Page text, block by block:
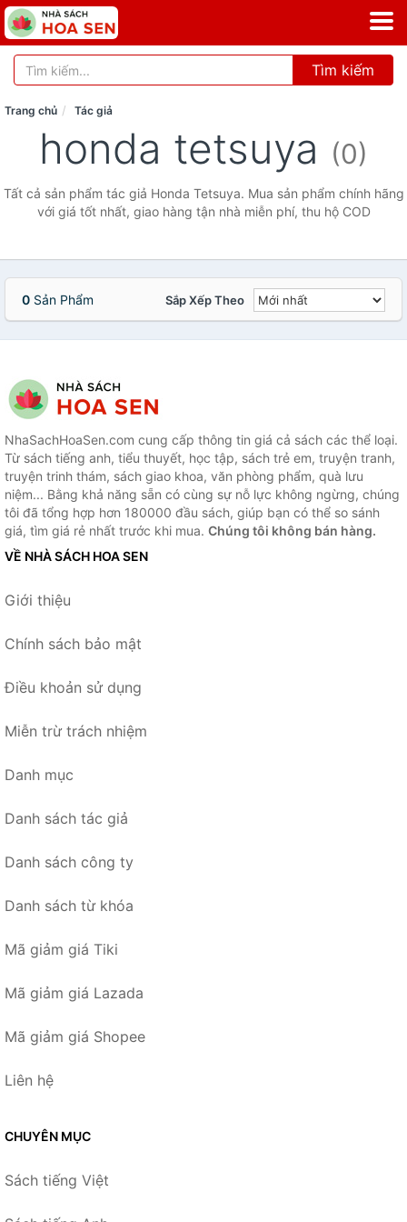
Tìm kiếm
Trang chủ Tác giả
honda tetsuya (0)
Tất cả sản phẩm tác giả Honda Tetsuya. Mua sản phẩm chính hãng
với giá tốt nhất, giao hàng tận nhà miễn phí, thu hộ COD
0 Sản Phẩm Sắp Xếp Theo
NhaSachHoaSen.com cung cấp thông tin giá cả sách các thể loại.
Từ sách tiếng anh, tiểu thuyết, học tập, sách trẻ em, truyện tranh,
truyện trinh thám, sách giao khoa, văn phòng phẩm, quà lưu
niệm... Bằng khả năng sẵn có cùng sự nỗ lực không ngừng, chúng
tôi đã tổng hợp hơn 180000 đầu sách, giúp bạn có thể so sánh
giá, tìm giá rẻ nhất trước khi mua. Chúng tôi không bán hàng.
VỀ NHÀ SÁCH HOA SEN
Giới thiệu
Chính sách bảo mật
Điều khoản sử dụng
Miễn trừ trách nhiệm
Danh mục
Danh sách tác giả
Danh sách công ty
Danh sách từ khóa
Mã giảm giá Tiki
Mã giảm giá Lazada
Mã giảm giá Shopee
Liên hệ
CHUYÊN MỤC
Sách tiếng Việt